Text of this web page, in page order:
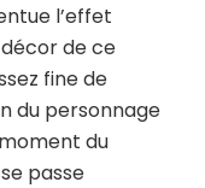
l’effet
de ce
fine de
du personnage
du
passe